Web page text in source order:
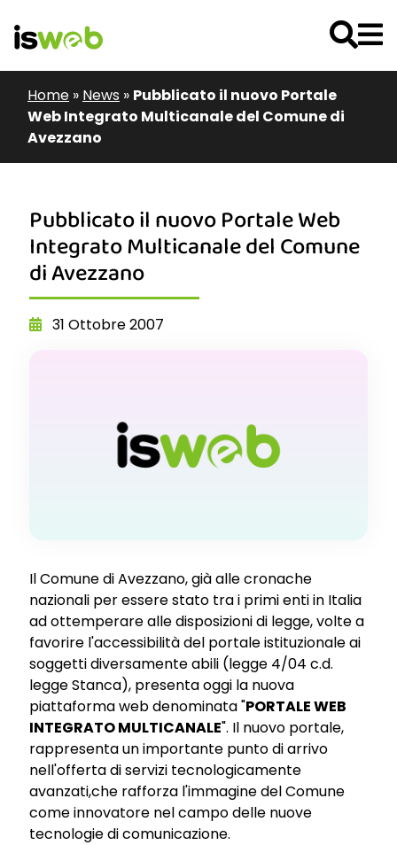
Home » News » Pubblicato il nuovo Portale
Web Integrato Multicanale del Comune di
Avezzano
Pubblicato il nuovo Portale Web
Integrato Multicanale del Comune
di Avezzano
31 Ottobre 2007
Il Comune di Avezzano, già alle cronache
nazionali per essere stato tra i primi enti in Italia
ad ottemperare alle disposizioni di legge, volte a
favorire l'accessibilità del portale istituzionale ai
soggetti diversamente abili (legge 4/04 c.d.
legge Stanca), presenta oggi la nuova
piattaforma web denominata "PORTALE WEB
INTEGRATO MULTICANALE". Il nuovo portale,
rappresenta un importante punto di arrivo
nell'offerta di servizi tecnologicamente
avanzati,che rafforza l'immagine del Comune
come innovatore nel campo delle nuove
tecnologie di comunicazione.